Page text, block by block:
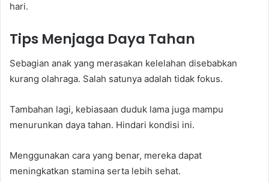
hari.
Tips Menjaga Daya Tahan
Sebagian anak yang merasakan kelelahan disebabkan
kurang olahraga. Salah satunya adalah tidak fokus.
Tambahan lagi, kebiasaan duduk lama juga mampu
menurunkan daya tahan. Hindari kondisi ini.
Menggunakan cara yang benar, mereka dapat
meningkatkan stamina serta lebih sehat.